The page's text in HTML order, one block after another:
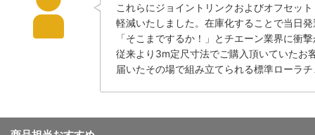
これらにジョイントリンクおよびオフセッ
軽減いたしました。在庫化することで当日
「そこまでするか！」とチエーン業界に衝
従来より3m定尺寸法でご購入頂いていたお
届いたその場で組み立てられる標準ローラ